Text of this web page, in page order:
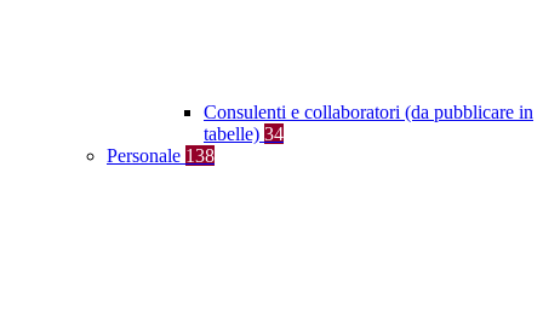
Consulenti e collaboratori (da pubblicare in
tabelle) 34
Personale 138